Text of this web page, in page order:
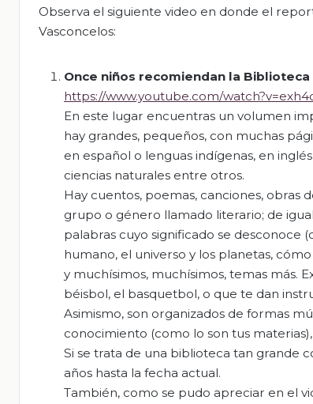
Observa el siguiente video en donde el
Vasconcelos:
Once niños recomiendan la Biblioteca
https://www.youtube.com/
En este lugar encuentras un volumen
hay grandes, pequeños, con muchas
en español o lenguas indígenas, en
ciencias naturales entre otros.
Hay cuentos, poemas, canciones, obras
grupo o género llamado literario; de
palabras cuyo significado se desconoce
humano, el universo y los planetas,
y muchísimos, muchísimos, temas más.
béisbol, el basquetbol, o que te dan
Asimismo, son organizados de formas
conocimiento (como lo son tus
Si se trata de una biblioteca tan grande
años hasta la fecha actual.
También, como se pudo apreciar en el